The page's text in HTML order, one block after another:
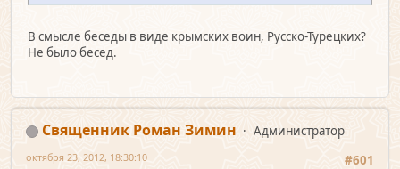
В смысле беседы в виде крымских воин, Русско-Турецких?
Не было бесед.
Священник Роман Зимин
Администратор
#601
октября 23, 2012, 18:30:10